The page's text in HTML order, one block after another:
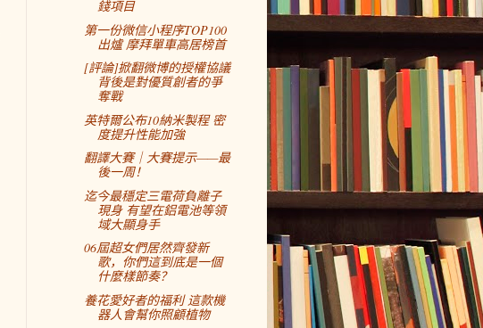
錢項目
第一份微信小程序TOP100
出爐 摩拜單車高居榜首
[評論]掀翻微博的授權協議
背後是對優質創者的爭
奪戰
英特爾公布10納米製程 密
度提升性能加強
翻譯大賽｜大賽提示——最
後一周！
迄今最穩定三電荷負離子
現身 有望在鋁電池等領
域大顯身手
06屆超女們居然齊發新
歌，你們這到底是一個
什麼樣節奏？
養花愛好者的福利 這款機
器人會幫你照顧植物